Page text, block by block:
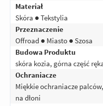
Materiał
Skóra ● Tekstylia
Przeznaczenie
Offroad ● Miasto ● Szosa
Budowa Produktu
skóra kozia, górna część
Ochraniacze
Miękkie ochraniacze
na dłoni